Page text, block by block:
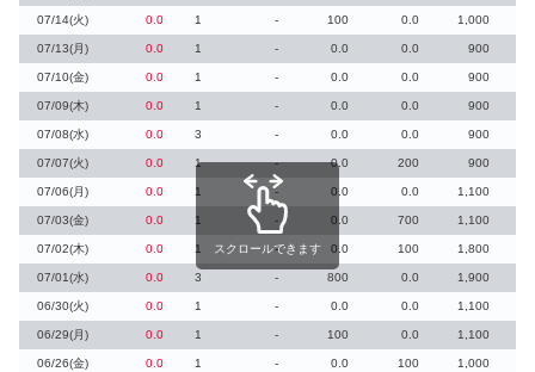
07/14(火) 0.0 1 - 100 0.0 1,000
07/13(月) 0.0 1 - 0.0 0.0 900
07/10(金) 0.0 1 - 0.0 0.0 900
07/09(木) 0.0 1 - 0.0 0.0 900
07/08(水) 0.0 3 - 0.0 0.0 900
07/07(火) 0.0 1 - 0.0 200 900
07/06(月) 0.0 1 - 0.0 0.0 1,100
07/03(金) 0.0 1 - 0.0 700 1,100
07/02(木) 0.0 1 - 0.0 100 1,800
07/01(水) 0.0 3 - 800 0.0 1,900
06/30(火) 0.0 1 - 0.0 0.0 1,100
06/29(月) 0.0 1 - 100 0.0 1,100
06/26(金) 0.0 1 - 0.0 100 1,000
スクロールできます